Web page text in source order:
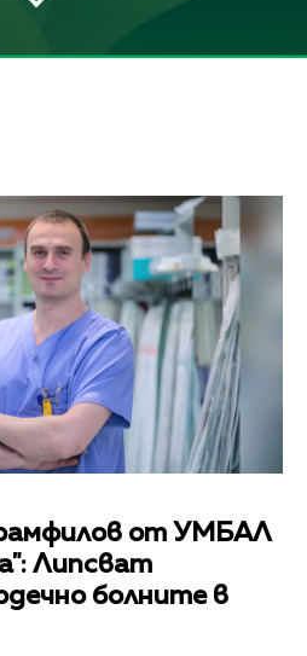
от УМБАЛ
Липсват
болните в